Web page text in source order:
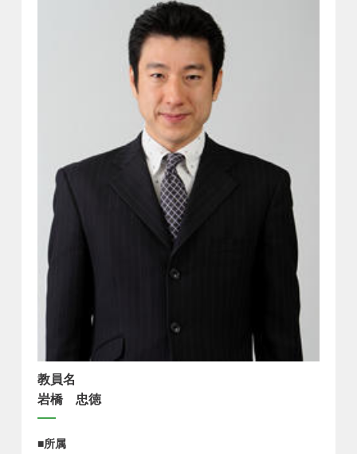
教員名
岩橋 忠徳
■所属